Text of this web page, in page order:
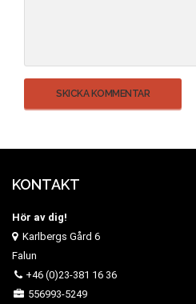
KONTAKT
Hör av dig!
Karlbergs Gård 6
Falun
+46 (0)23-381 16 36
556993-5249